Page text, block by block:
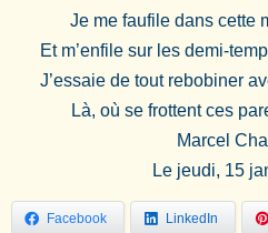
Je me faufile dans cette
Et m’enfile sur les demi-
J’essaie de tout rebobiner
Là, où se frottent ces
Marcel
Le jeudi, 15
Facebook LinkedIn